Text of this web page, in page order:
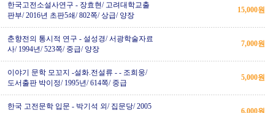
한국고전소설사연구 - 장효현/ 고려대학교출
판부/ 2016년 초판5쇄/ 802쪽/ 상급/ 양장
15,000원
춘향전의 통시적 연구 - 설성경/ 서광학술자료
사/ 1994년/ 523쪽/ 중급/ 양장
7,000원
이야기 문학 모꼬지 -설화.전설류 -- 조희웅/
도서출판 박이정/ 1995년/ 614쪽/ 중급
5,000원
한국 고전문학 입문 - 박기석 외/ 집문당/ 2005
6,000원